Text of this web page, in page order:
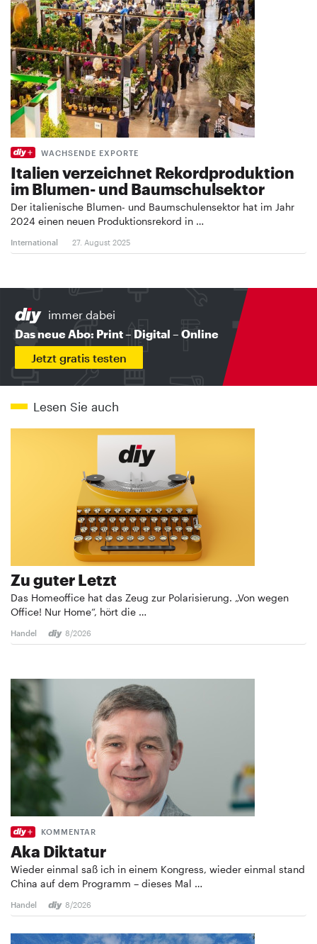
WACHSENDE EXPORTE
Italien verzeichnet Rekordproduktion
im Blumen- und Baumschulsektor
Der italienische Blumen- und Baumschulensektor hat im Jahr
2024 einen neuen Produktionsrekord in …
International 27. August 2025
immer dabei
Das neue Abo: Print – Digital – Online
Jetzt gratis testen
Lesen Sie auch
Zu guter Letzt
Das Homeoffice hat das Zeug zur Polarisierung. „Von wegen
Office! Nur Home“, hört die …
Handel 8/2026
KOMMENTAR
Aka Diktatur
Wieder einmal saß ich in einem Kongress, wieder einmal stand
China auf dem Programm – dieses Mal …
Handel 8/2026